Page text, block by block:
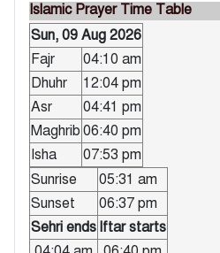
Islamic Prayer Time Table
Sun, 09 Aug 2026
Fajr
04:10 am
Dhuhr
12:04 pm
Asr
04:41 pm
Maghrib 06:40 pm
Isha
07:53 pm
Sunrise
05:31 am
Sunset
06:37 pm
Sehri ends Iftar starts